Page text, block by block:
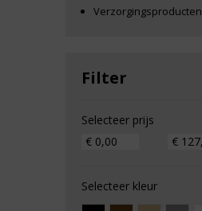
Verzorgingsproducten
Filter
Selecteer prijs
Selecteer kleur